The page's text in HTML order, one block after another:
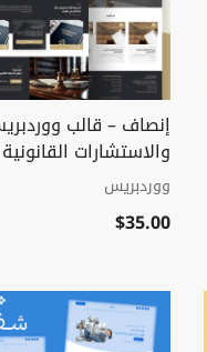
إنصاف – قالب
والاستشارات القانونية
ووردبريس
$35.00